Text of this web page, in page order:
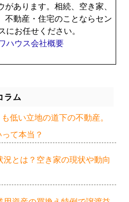
あります。相続、空き家、
不動産・住宅のことならセン
お任せください。
ハウス会社概要
ラム
低い立地の道下の不動産。
て本当？
とは？空き家の現状や動向